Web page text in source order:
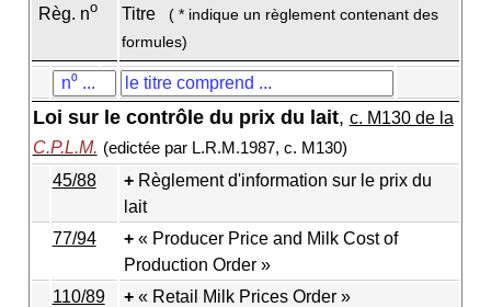
Règ. no Titre
( * indique un règlement contenant des
formules)
Loi sur le contrôle du prix du lait, c. M130 de la
C.P.L.M. (edictée par L.R.M.1987, c. M130)
45/88
Règlement d'information sur le prix du
lait
77/94
« Producer Price and Milk Cost of
Production Order »
110/89
« Retail Milk Prices Order »